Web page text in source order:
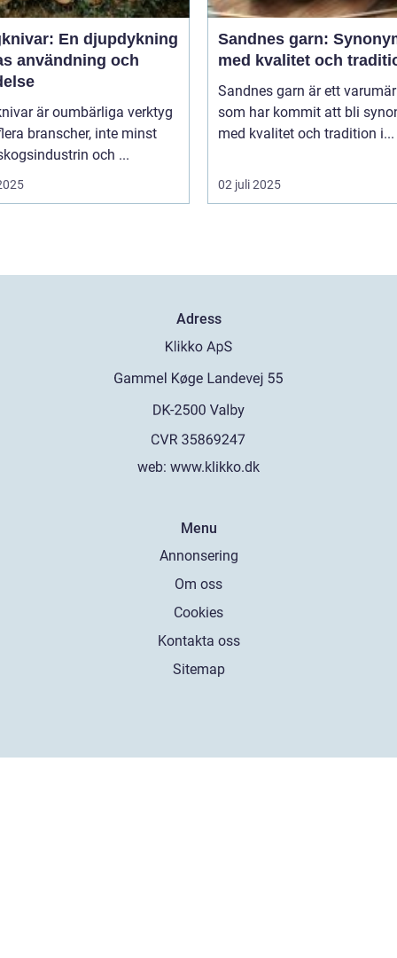
En djupdykning
användning och
är oumbärliga verktyg
branscher, inte minst
och ...
Sandnes garn:
med kvalitet och
Sandnes garn är ett
som har kommit att bli
med kvalitet och tradition i...
02 juli 2025
Adress
web: www.klikko.dk
Menu
Annonsering
Om oss
Cookies
Kontakta oss
Sitemap